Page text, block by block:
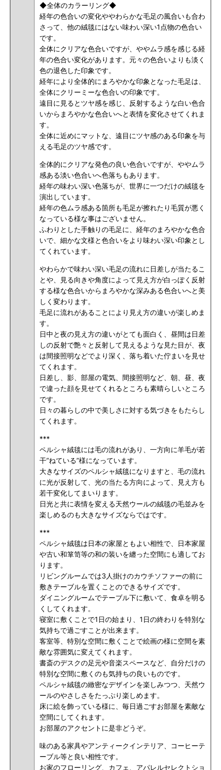
◆全体のカラーリング◆
経年の色合いの変化ややわらかな毛足の風合いも合わ
さって、他の絨毯にはない味わい深い1点物の色合い
です。
全体にクリアな色合いですが、ややムラ感を感じる経
年の色合い変化があります。元々の色合いよりも淡く
色の退色した印象です。
経年により全体的にまろやかな印象となった毛足は、
全体にクリーミーな色合いの印象です。
遠目に見るとツヤ感を感じ、反射するような白い色合
いからまろやかな色合いへと表情を変化させてくれま
す。
全体に近めにマットな、遠目にツヤ感のある印象を与
える毛足のツヤ感です。
全体的にクリアな発色の良い色合いですが、ややムラ
感ある淡い色合いへ色落ちもあります。
経年の味わい深い色落ちが、世界に一つだけの絨毯を
演出しています。
経年の色ムラ感ある箇所も毛足が擦れたり毛質が悪く
なっている様な事はございません。
ふわりとした手触りの毛足に、経年のまろやかな色合
いで、細かな文様と色合いをより味わい深い印象とし
てくれています。
やわらかで味わい深い毛足の流れに日差しが当たるこ
とや、見る向きや角度によって見え方が白っぽく反射
する様な色合いからまろやかな深みある色合いへと美
しく変わります。
毛足に流れがあることにより見え方の違いが楽しめま
す。
日中と夜の見え方の違いがとても面白く、昼間は日差
しの反射で艶々と反射して見えるような見た目が、夜
は間接照明などでより深く、落ち着いた佇まいを見せ
てくれます。
日差し、影、部屋の電気、間接照明など、朝、昼、夜
で違った顔を見せてくれるところも素晴らしいところ
です。
日々の暮らしの中で美しさに対する気づきをもたらし
てくれます。
***
ペルシャ絨毯には毛の流れがあり、一方向に羊毛が若
干”ねている”様になっています。
大きなサイズのペルシャ絨毯になりますと、毛の流れ
に光が反射して、光の当たる方向によって、見え方も
若干変化してまいります。
日光と共に表情を変える天然ウールの絨毯の毛並みを
楽しめるのも大きなサイズならではです。
***
ペルシャ絨毯は日本の家屋ともよい相性で、日本家屋
や古い和箪笥等の和の装いを纏った空間にも適してお
ります。
リビングルームでは3人掛けのカウチソファーの前に
敷きテーブルを置くことのできるサイズです。
ダイニングルームでテーブル下に敷いて、食卓を明る
くしてくれます。
寝室に敷くことで1日の始まり、1日の終わりを特別な
気持ちで過ごすことが出来ます。
客室等、特別な空間に敷くことで絵画の様に空間を素
敵な雰囲気に変えてくれます。
書斎のデスクの足元や音楽スペースなど、自分だけの
特別な空間に敷くのも気持ちの良いものです。
ペルシャ絨毯の緻密なデザインを楽しみつつ、天然ウ
ールのやさしさをたっぷり楽しめます。
床に絵を飾っている様に、毎日過ごすお部屋を素敵な
空間にしてくれます。
お部屋のアクセントに是非どうぞ。
味のある家具やアンティークインテリア、コーヒーテ
ーブル等と良い相性です。
お家のフローリング、カフェ、アパレルセレクトショ